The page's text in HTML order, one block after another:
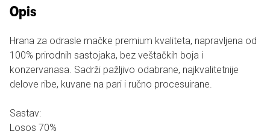
Opis
Hrana za odrasle mačke premium kvaliteta, napravljena od
100% prirodnih sastojaka, bez veštačkih boja i
konzervanasa. Sadrži pažljivo odabrane, najkvalitetnije
delove ribe, kuvane na pari i ručno procesuirane.
Sastav:
Losos 70%